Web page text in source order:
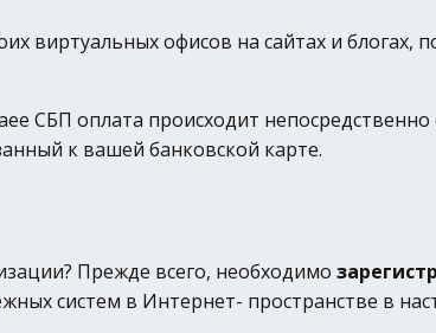
виртуальных офисов на сайтах и блогах,
СБП оплата происходит непосредственно
к вашей банковской карте.
Прежде всего, необходимо
систем в Интернет- пространстве в